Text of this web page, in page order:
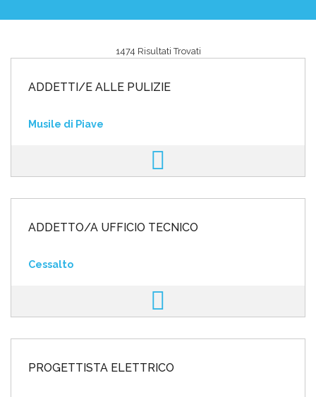
INVIA CV
1474 Risultati Trovati
ADDETTI/E ALLE PULIZIE
Musile di Piave
ADDETTO/A UFFICIO TECNICO
Cessalto
PROGETTISTA ELETTRICO